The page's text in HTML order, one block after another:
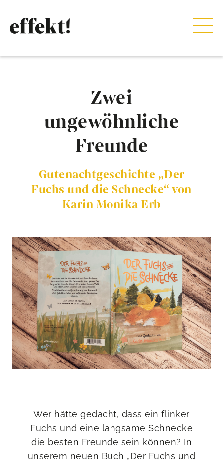
Zwei
ungewöhnliche
Freunde
Gutenachtgeschichte „Der
Fuchs und die Schnecke“ von
Karin Monika Erb
Wer hätte gedacht, dass ein flinker
Fuchs und eine langsame Schnecke
die besten Freunde sein können? In
unserem neuen Buch „Der Fuchs und